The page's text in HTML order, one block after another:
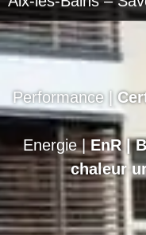
Performance |
Energie |EnR |
chaleur